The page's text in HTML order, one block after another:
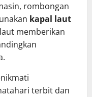
rombongan
kapal laut
memberikan
terbit dan